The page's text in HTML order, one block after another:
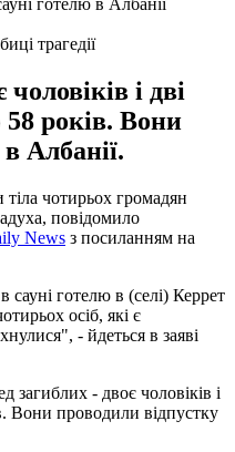
трагедії
і дві
58 років. Вони
Албанії.
чотирьох громадян
повідомило
News з посиланням на
готелю в (селі) Керрет
осіб, які є
- йдеться в заяві
загиблих - двоє чоловіків і
Вони проводили відпустку